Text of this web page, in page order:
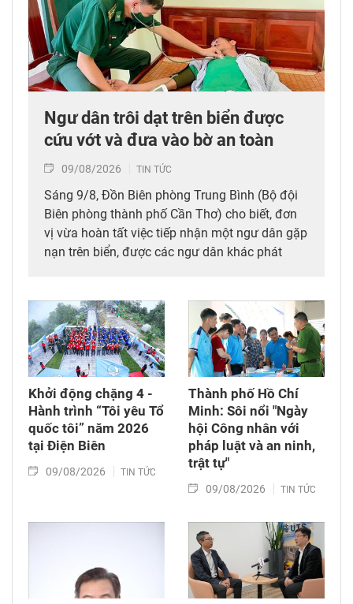
Ngư dân trôi dạt trên biển được
cứu vớt và đưa vào bờ an toàn
09/08/2026 TIN TỨC
Sáng 9/8, Đồn Biên phòng Trung Bình (Bộ đội
Biên phòng thành phố Cần Thơ) cho biết, đơn
vị vừa hoàn tất việc tiếp nhận một ngư dân gặp
nạn trên biển, được các ngư dân khác phát
Khởi động chặng 4 -
Hành trình “Tôi yêu Tổ
quốc tôi” năm 2026
tại Điện Biên
09/08/2026 TIN TỨC
Thành phố Hồ Chí
Minh: Sôi nổi "Ngày
hội Công nhân với
pháp luật và an ninh,
trật tự"
09/08/2026 TIN TỨC